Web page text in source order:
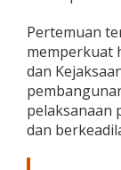
Pertemuan
memperkuat
dan
pelaksanaan
dan